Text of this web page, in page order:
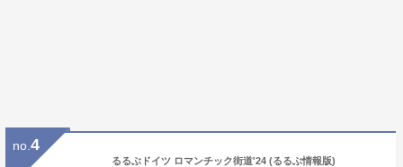
no. 4
るるぶドイツ ロマンチック街道'24 (るるぶ情報版)